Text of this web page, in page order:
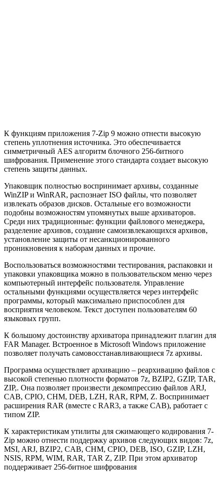
К функциям приложения 7-Zip 9 можно отнести высокую
степень уплотнения источника. Это обеспечивается
симметричный AES алгоритм блочного 256-битного
шифрования. Применение этого стандарта создает высокую
степень защиты данных.
Упаковщик полностью воспринимает архивы, созданные
WinZIP и WinRAR, распознает ISO файлы, что позволяет
извлекать образов дисков. Остальные его возможности
подобны возможностям упомянутых выше архиваторов.
Среди них традиционные: функции файлового менеджера,
разделение архивов, создание самоизвлекающихся архивов,
установление защиты от несанкционированного
проникновения к наборам данных и прочие.
Воспользоваться возможностями тестирования, распаковки и
упаковки упаковщика можно в пользовательском меню через
компьютерный интерфейс пользователя. Управление
остальными функциями осуществляется через интерфейс
программы, который максимально приспособлен для
восприятия человеком. Текст доступен пользователям 60
языковых групп.
К большому достоинству архиватора принадлежит плагин для
FAR Manager. Встроенное в Microsoft Windows приложение
позволяет получать самовосстанавливающиеся 7z архивы.
Программа осуществляет архивацию – реархивацию файлов с
высокой степенью плотности форматов 7z, BZIP2, GZIP, TAR,
ZIP,. Она позволяет произвести декомпрессию файлов ARJ,
CAB, CPIO, CHM, DEB, LZH, RAR, RPM, Z. Воспринимает
расширения RAR (вместе с RAR3, а также CAB), работает с
типом ZIP.
К характеристикам утилиты для сжимающего кодирования 7-
Zip можно отнести поддержку архивов следующих видов: 7z,
MSI, ARJ, BZIP2, CAB, CHM, CPIO, DEB, ISO, GZIP, LZH,
NSIS, RPM, WIM, RAR, TAR Z, ZIP. При этом архиватор
поддерживает 256-битное шифрования